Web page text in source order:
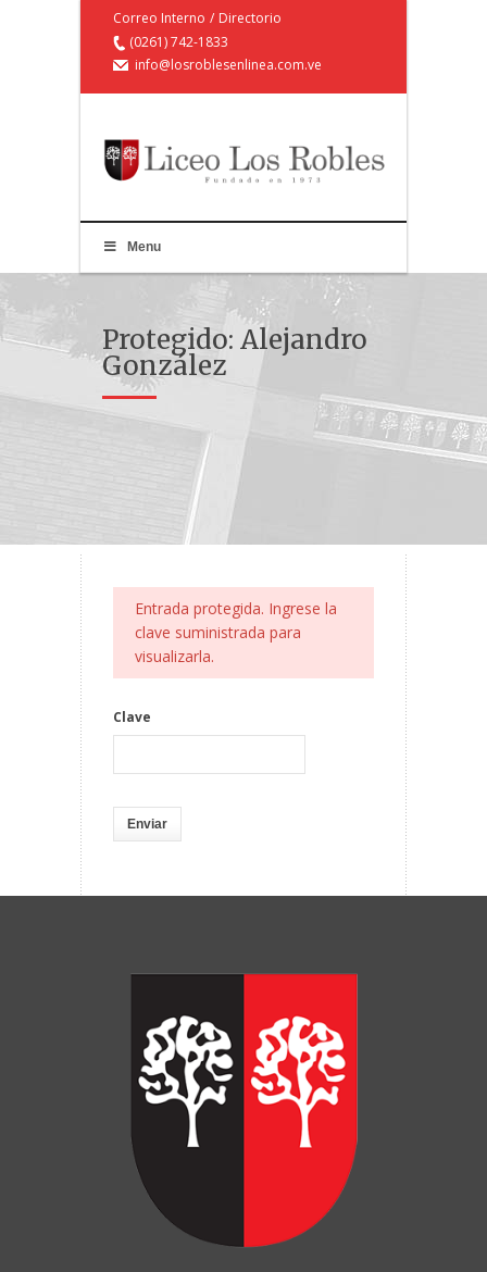
Correo Interno / Directorio
(0261) 742-1833
info@losroblesenlinea.com.ve
Menu
Protegido: Alejandro
González
Entrada protegida. Ingrese la
clave suministrada para
visualizarla.
Clave